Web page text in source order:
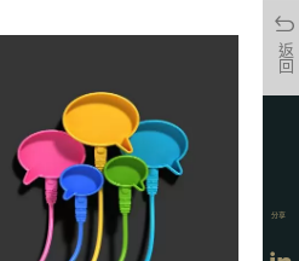
返回
分享